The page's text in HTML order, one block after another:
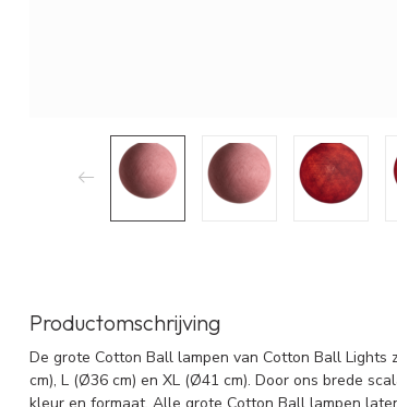
Productomschrijving
De grote Cotton Ball lampen van Cotton Ball
cm), L (Ø36 cm) en XL (Ø41 cm). Door ons brede